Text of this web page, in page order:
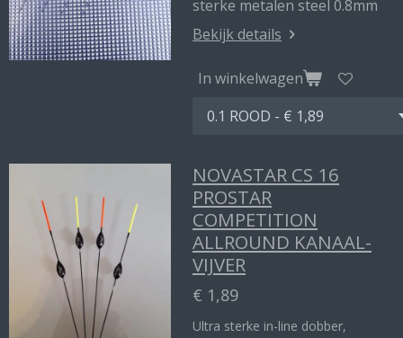
sterke metalen steel 0.8mm
Bekijk details
In winkelwagen
NOVASTAR CS 16
PROSTAR
COMPETITION
ALLROUND KANAAL-
VIJVER
€ 1,89
Ultra sterke in-line dobber,